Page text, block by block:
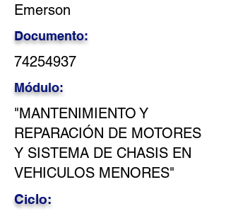
Emerson
Documento:
74254937
Módulo:
"MANTENIMIENTO Y
REPARACIÓN DE MOTORES
Y SISTEMA DE CHASIS EN
VEHICULOS MENORES"
Ciclo: